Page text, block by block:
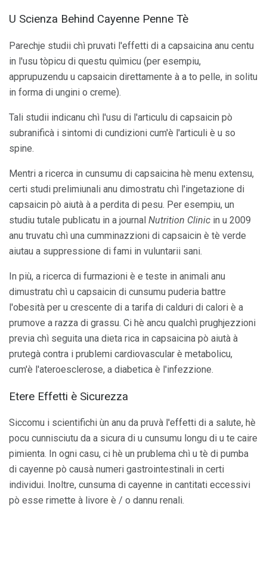
U Scienza Behind Cayenne Penne Tè
Parechje studii chì pruvati l'effetti di a capsaicina anu centu
in l'usu tòpicu di questu quìmicu (per esempiu,
apprupuzendu u capsaicin direttamente à a to pelle, in solitu
in forma di ungini o creme).
Tali studii indicanu chì l'usu di l'articulu di capsaicin pò
subranificà i sintomi di cundizioni cum'è l'articuli è u so
spine.
Mentri a ricerca in cunsumu di capsaicina hè menu extensu,
certi studi prelimiunali anu dimostratu chì l'ingetazione di
capsaicin pò aiutà à a perdita di pesu. Per esempiu, un
studiu tutale publicatu in a journal Nutrition Clinic in u 2009
anu truvatu chì una cumminazzioni di capsaicin è tè verde
aiutau a suppressione di fami in vuluntarii sani.
In più, a ricerca di furmazioni è e teste in animali anu
dimustratu chì u capsaicin di cunsumu puderia battre
l'obesità per u crescente di a tarifa di calduri di calori è a
prumove a razza di grassu. Ci hè ancu qualchì prughjezzioni
previa chì seguita una dieta rica in capsaicina pò aiutà à
prutegà contra i prublemi cardiovascular è metabolicu,
cum'è l'ateroesclerose, a diabetica è l'infezzione.
Etere Effetti è Sicurezza
Siccomu i scientifichi ùn anu da pruvà l'effetti di a salute, hè
pocu cunnisciutu da a sicura di u cunsumu longu di u te caire
pimienta. In ogni casu, ci hè un prublema chì u tè di pumba
di cayenne pò causà numeri gastrointestinali in certi
individui. Inoltre, cunsuma di cayenne in cantitati eccessivi
pò esse rimette à livore è / o dannu renali.